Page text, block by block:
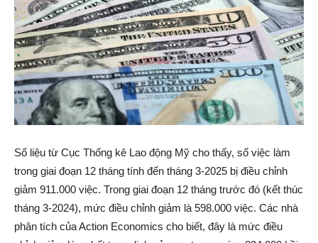
Số liệu từ Cục Thống kê Lao động Mỹ cho thấy, số việc làm
trong giai đoạn 12 tháng tính đến tháng 3-2025 bị điều chỉnh
giảm 911.000 việc. Trong giai đoạn 12 tháng trước đó (kết thúc
tháng 3-2024), mức điều chỉnh giảm là 598.000 việc. Các nhà
phân tích của Action Economics cho biết, đây là mức điều